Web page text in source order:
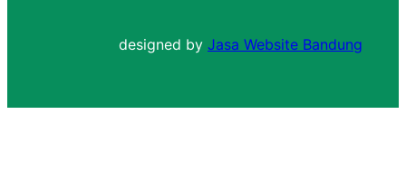
designed by Jasa Website Bandung